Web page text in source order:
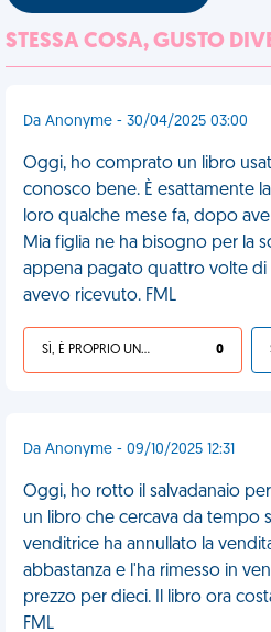
STESSA COSA, GUSTO
Da Anonyme - 30/04/2025 03:00
Oggi, ho comprato un libro
conosco bene. È esattamente
loro qualche mese fa, dopo
Mia figlia ne ha bisogno per la
appena pagato quattro volte
avevo ricevuto. FML
SÌ, È PROPRIO UNA VDM! 0
Da Anonyme - 09/10/2025 12:31
Oggi, ho rotto il salvadanaio
un libro che cercava da tempo
venditrice ha annullato la
abbastanza e l'ha rimesso in
prezzo per dieci. Il libro ora
FML